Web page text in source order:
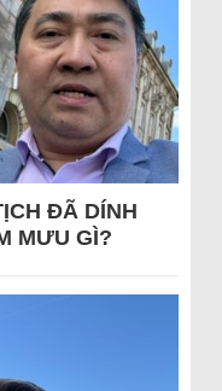
ĐÃ DÍNH
MƯU GÌ?